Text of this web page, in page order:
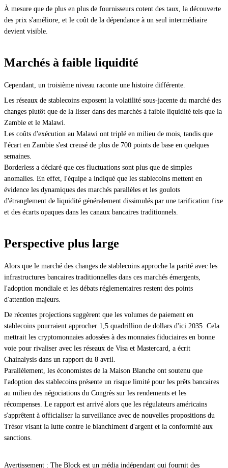
À mesure que de plus en plus de fournisseurs cotent des taux, la découverte
des prix s'améliore, et le coût de la dépendance à un seul intermédiaire
devient visible.
Marchés à faible liquidité
Cependant, un troisième niveau raconte une histoire différente.
Les réseaux de stablecoins exposent la volatilité sous-jacente du marché des
changes plutôt que de la lisser dans des marchés à faible liquidité tels que la
Zambie et le Malawi.
Les coûts d'exécution au Malawi ont triplé en milieu de mois, tandis que
l'écart en Zambie s'est creusé de plus de 700 points de base en quelques
semaines.
Borderless a déclaré que ces fluctuations sont plus que de simples
anomalies. En effet, l'équipe a indiqué que les stablecoins mettent en
évidence les dynamiques des marchés parallèles et les goulots
d'étranglement de liquidité généralement dissimulés par une tarification fixe
et des écarts opaques dans les canaux bancaires traditionnels.
Perspective plus large
Alors que le marché des changes de stablecoins approche la parité avec les
infrastructures bancaires traditionnelles dans ces marchés émergents,
l'adoption mondiale et les débats réglementaires restent des points
d'attention majeurs.
De récentes projections suggèrent que les volumes de paiement en
stablecoins pourraient approcher 1,5 quadrillion de dollars d'ici 2035. Cela
mettrait les cryptomonnaies adossées à des monnaies fiduciaires en bonne
voie pour rivaliser avec les réseaux de Visa et Mastercard, a écrit
Chainalysis dans un rapport du 8 avril.
Parallèlement, les économistes de la Maison Blanche ont soutenu que
l'adoption des stablecoins présente un risque limité pour les prêts bancaires
au milieu des négociations du Congrès sur les rendements et les
récompenses. Le rapport est arrivé alors que les régulateurs américains
s'apprêtent à officialiser la surveillance avec de nouvelles propositions du
Trésor visant la lutte contre le blanchiment d'argent et la conformité aux
sanctions.
Avertissement : The Block est un média indépendant qui fournit des